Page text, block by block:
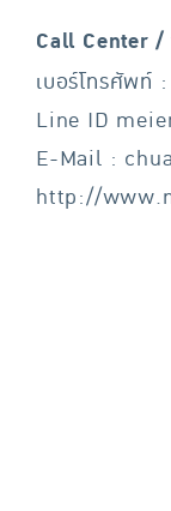
Call Center /
เบอร์โทรศัพท์
Line ID
E-Mail :
http://